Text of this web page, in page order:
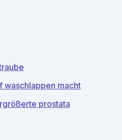
waschlappen macht
prostata